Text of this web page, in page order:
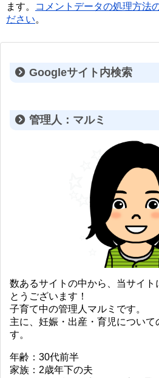
ます。
コメントデータの処理方法
ださい。
Googleサイト内検索
管理人：マルミ
数あるサイトの中から、当サイ
とうございます！
子育て中の管理人マルミです。
主に、妊娠・出産・育児について
す。
年齢：30代前半
家族：2歳年下の夫